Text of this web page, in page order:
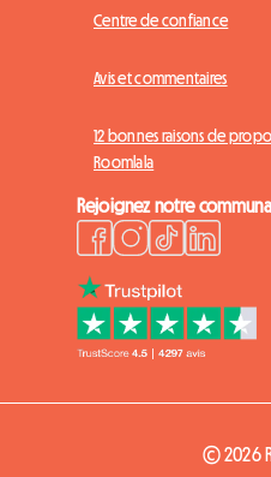
Centre de confiance
Avis et commentaires
12 bonnes raisons de
Roomlala
Rejoignez notre
© 2026